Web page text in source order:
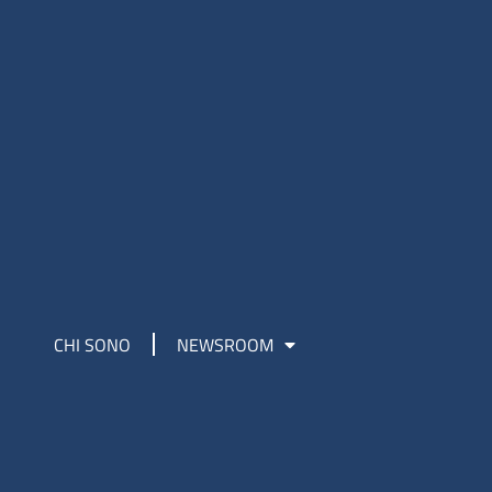
CHI SONO NEWSROOM